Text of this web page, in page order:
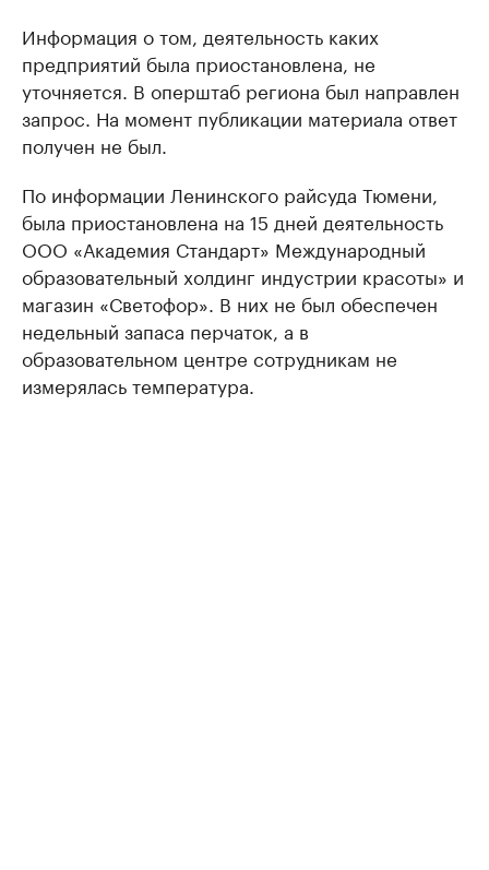
Информация о том, деятельность каких
предприятий была приостановлена, не
уточняется. В оперштаб региона был направлен
запрос. На момент публикации материала ответ
получен не был.
По информации Ленинского райсуда Тюмени,
была приостановлена на 15 дней деятельность
ООО «Академия Стандарт» Международный
образовательный холдинг индустрии красоты» и
магазин «Светофор». В них не был обеспечен
недельный запаса перчаток, а в
образовательном центре сотрудникам не
измерялась температура.